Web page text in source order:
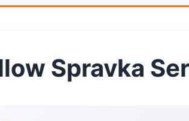
Spravka